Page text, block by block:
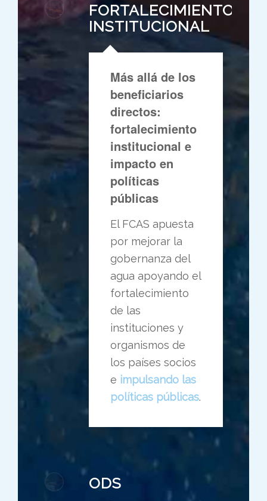
FORTALECIMIENTO
INSTITUCIONAL
Más allá de los
beneficiarios
directos:
fortalecimiento
institucional e
impacto en
políticas
públicas
El FCAS apuesta
por mejorar la
gobernanza del
agua apoyando el
fortalecimiento
de las
instituciones y
organismos de
los países socios
e impulsando las
políticas públicas.
ODS